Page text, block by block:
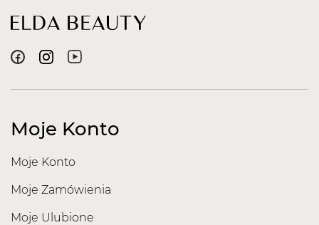
Moje Konto
Moje Konto
Moje Zamówienia
Moje Ulubione